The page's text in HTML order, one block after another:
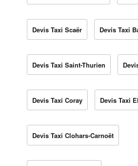
Devis Taxi Scaër Devis Taxi
Devis Taxi Saint-Thurien
Devis Taxi Coray Devis Taxi
Devis Taxi Clohars-Carnoët